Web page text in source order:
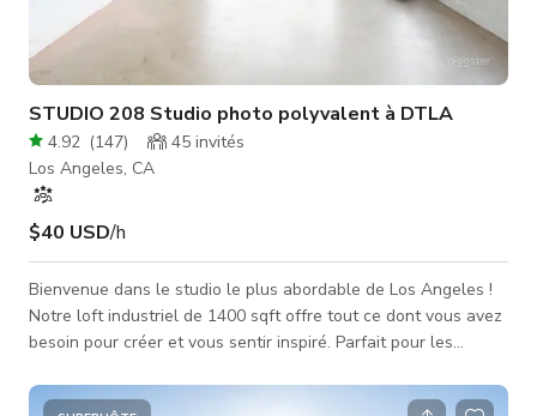
STUDIO 208 Studio photo polyvalent à DTLA
4.92 (147) 45 invités
Los Angeles, CA
$40 USD/h
Bienvenue dans le studio le plus abordable de Los Angeles !
Notre loft industriel de 1400 sqft offre tout ce dont vous avez
besoin pour créer et vous sentir inspiré. Parfait pour les
Polyvalence : Découvrez la liberté d'un grand espace ouvert